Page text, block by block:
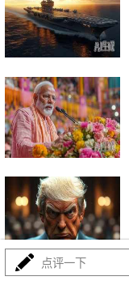
点评一下